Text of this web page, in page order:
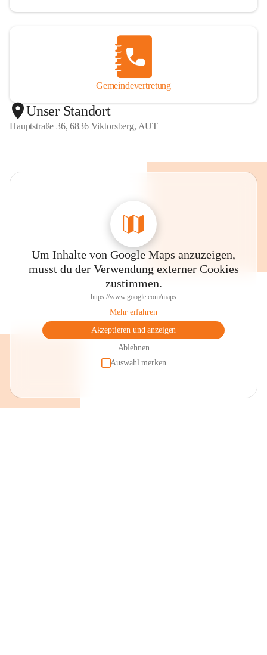
Gemeindevertretung
Unser Standort
Hauptstraße 36, 6836 Viktorsberg, AUT
Um Inhalte von Google Maps anzuzeigen,
musst du der Verwendung externer Cookies
zustimmen.
https://www.google.com/maps
Mehr erfahren
Akzeptieren und anzeigen
Ablehnen
Auswahl merken